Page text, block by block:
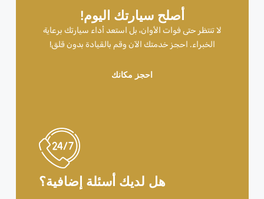
أصلح سيارتك اليوم!
لا تنتظر حتى فوات الأوان، بل استعد أداء سيارتك برعاية
الخبراء. احجز خدمتك الآن وقم بالقيادة بدون قلق!
احجز مكانك
هل لديك أسئلة إضافية؟